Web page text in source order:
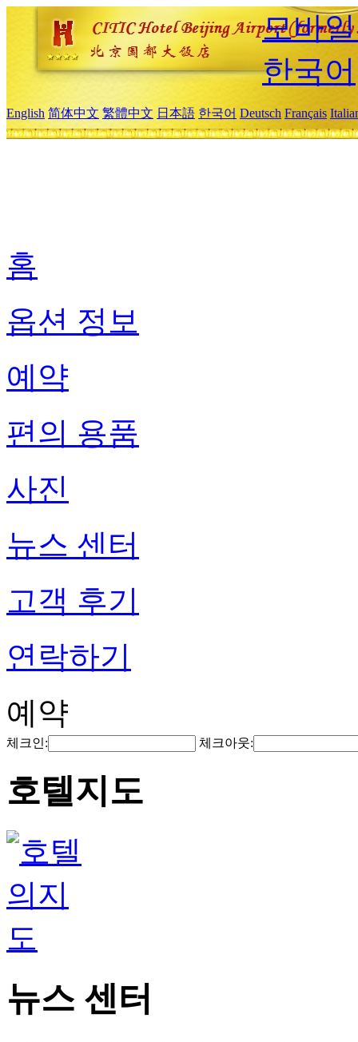
모바
한국어
English 简体中文 繁體中文 日本語 한국어 Deutsch Français
홈
옵션 정보
예약
편의 용품
사진
뉴스 센터
고객 후기
연락하기
예약
체크인: 체크아웃:
호텔지도
뉴스 센터